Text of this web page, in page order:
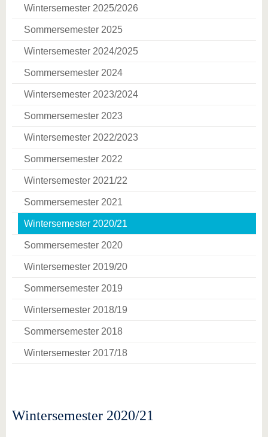
Wintersemester 2025/2026
Sommersemester 2025
Wintersemester 2024/2025
Sommersemester 2024
Wintersemester 2023/2024
Sommersemester 2023
Wintersemester 2022/2023
Sommersemester 2022
Wintersemester 2021/22
Sommersemester 2021
Wintersemester 2020/21
Sommersemester 2020
Wintersemester 2019/20
Sommersemester 2019
Wintersemester 2018/19
Sommersemester 2018
Wintersemester 2017/18
Wintersemester 2020/21